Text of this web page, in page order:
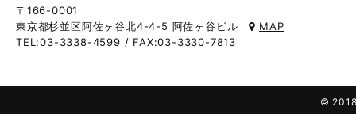
〒166-0001
東京都杉並区阿佐ヶ谷北4-4-5 阿佐ヶ谷ビル
MAP
TEL:03-3338-4599 / FAX:03-3330-7813
© 2018